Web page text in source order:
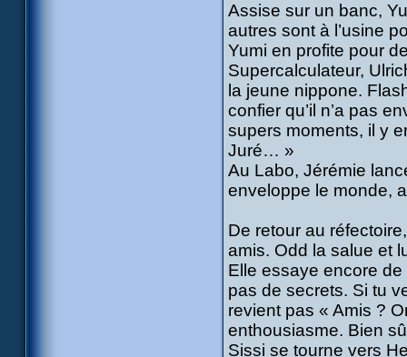
Assise sur un banc,
autres sont à l’usine
Yumi en profite pour
Supercalculateur,
la jeune nippone.
confier qu’il n’a pas
supers moments, il y
Juré… »
Au Labo, Jérémie
enveloppe le monde,
De retour au
amis. Odd la salue et
Elle essaye encore de
pas de secrets. Si tu
revient pas « Amis ?
enthousiasme. Bien
Sissi se tourne vers